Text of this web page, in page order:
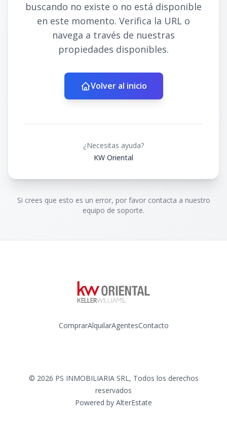
buscando no existe o no está disponible
en este momento. Verifica la URL o
navega a través de nuestras
propiedades disponibles.
Volver al inicio
¿Necesitas ayuda?
KW Oriental
Si crees que esto es un error, por favor contacta a nuestro
equipo de soporte.
ComprarAlquilarAgentesContacto
© 2026 PS INMOBILIARIA SRL, Todos los derechos
reservados
Powered by AlterEstate